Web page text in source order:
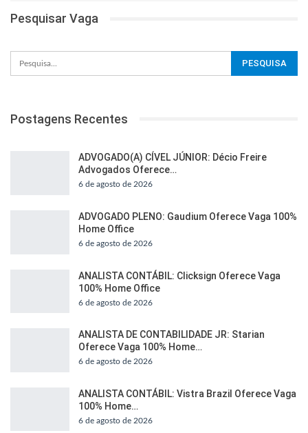
Pesquisar Vaga
Postagens Recentes
ADVOGADO(A) CÍVEL JÚNIOR: Décio Freire
Advogados Oferece…
6 de agosto de 2026
ADVOGADO PLENO: Gaudium Oferece Vaga 100%
Home Office
6 de agosto de 2026
ANALISTA CONTÁBIL: Clicksign Oferece Vaga
100% Home Office
6 de agosto de 2026
ANALISTA DE CONTABILIDADE JR: Starian
Oferece Vaga 100% Home…
6 de agosto de 2026
ANALISTA CONTÁBIL: Vistra Brazil Oferece Vaga
100% Home…
6 de agosto de 2026